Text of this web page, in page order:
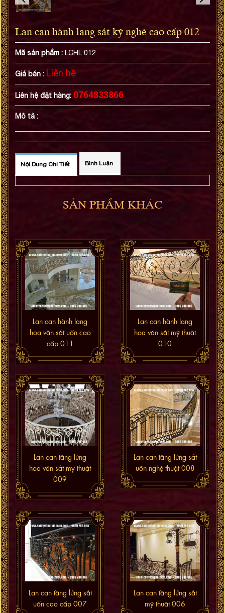
Lan can hành lang sắt kỹ nghệ cao cấp 012
Mã sản phẩm : LCHL 012
Giá bán : Liên hệ
Liên hệ đặt hàng: 0764833866
Mô tả :
Nội Dung Chi Tiết Bình Luận
SẢN PHẨM KHÁC
Lan can hành lang
hoa văn sắt uốn cao
cấp 011
Lan can hành lang
hoa văn sắt mỹ thuật
010
Lan can tầng lửng
hoa văn sắt my thuật
009
Lan can tầng lửng sắt
uốn nghệ thuật 008
Lan can tầng lửng sắt
uốn cao cấp 007
Lan can tầng lửng sắt
mỹ thuật 006